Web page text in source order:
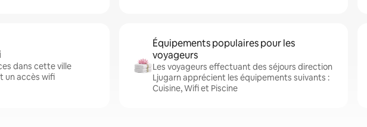
dans cette ville
un accès wifi
Équipements populaires pour les
voyageurs
Les voyageurs effectuant des séjours direction
Ljugarn apprécient les équipements suivants :
Cuisine, Wifi et Piscine